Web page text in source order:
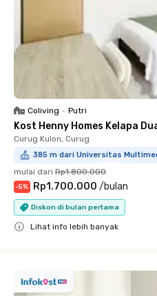
Coliving • Putri
Kost Henny Homes Kelapa
Curug Kulon, Curug
385 m dari Universitas
mulai dari Rp1.800.000
-5% Rp1.700.000 /bulan
Diskon di bulan pertama
Lihat info lebih banyak